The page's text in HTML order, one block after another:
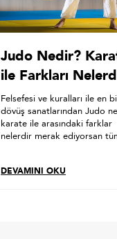
Judo Nedir?
ile Farkları
Felsefesi ve kuralları ile en
dövüş sanatlarından Judo
karate ile arasındaki farklar
nelerdir merak ediyorsan
DEVAMINI OKU